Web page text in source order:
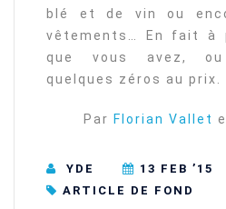
blé et de vin ou
vêtements… En fait à
que vous avez,
quelques zéros au prix.
Par Florian Vallet
YDE
13 FEB ’15
ARTICLE DE FOND